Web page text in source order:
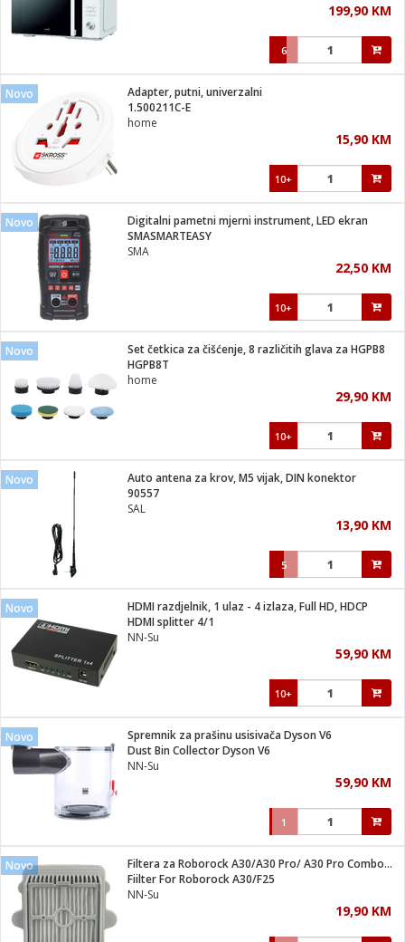
199,90 KM
6
Novo
Adapter, putni, univerzalni
1.500211C-E
home
15,90 KM
10+
Novo
Digitalni pametni mjerni instrument, LED ekran
SMASMARTEASY
SMA
22,50 KM
10+
Novo
Set četkica za čišćenje, 8 različitih glava za HGPB8
HGPB8T
home
29,90 KM
10+
Novo
Auto antena za krov, M5 vijak, DIN konektor
90557
SAL
13,90 KM
5
Novo
HDMI razdjelnik, 1 ulaz - 4 izlaza, Full HD, HDCP
HDMI splitter 4/1
NN-Su
59,90 KM
10+
Novo
Spremnik za prašinu usisivača Dyson V6
Dust Bin Collector Dyson V6
NN-Su
59,90 KM
1
Novo
Filtera za Roborock A30/A30 Pro/ A30 Pro Combo/ F25/F25 ACE
Fiilter For Roborock A30/F25
NN-Su
19,90 KM